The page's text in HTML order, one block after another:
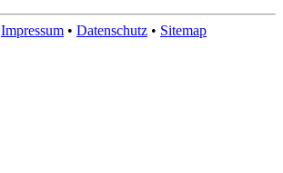
Impressum • Datenschutz • Sitemap